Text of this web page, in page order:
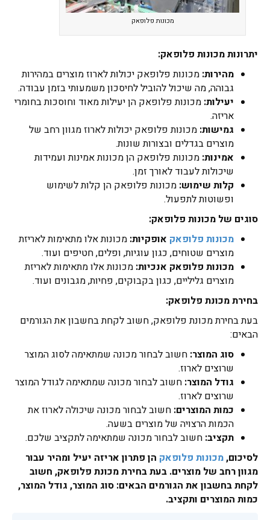
מכונות פלופאק
יתרונות מכונות פלופאק:
מהירות: מכונות פלופאק יכולות לארוז מוצרים במהירות
גבוהה, מה שיכול להוביל לחיסכון משמעותי בזמן עבודה.
יעילות: מכונות פלופאק הן יעילות מאוד וחוסכות בחומרי
אריזה.
גמישות: מכונות פלופאק יכולות לארוז מגוון רחב של
מוצרים בגדלים ובצורות שונות.
אמינות: מכונות פלופאק הן מכונות אמינות ועמידות
שיכולות לעבוד לאורך זמן.
קלות שימוש: מכונות פלופאק הן קלות לשימוש
ופשוטות לתפעול.
סוגים של מכונות פלופאק:
מכונות פלופאק אופקיות: מכונות אלו מתאימות לאריזת
מוצרים שטוחים, כגון עוגיות, ופלים, חטיפים ועוד.
מכונות פלופאק אנכיות: מכונות אלו מתאימות לאריזת
מוצרים גליליים, כגון בקבוקים, פחיות, מגבונים ועוד.
בחירת מכונת פלופאק:
בעת בחירת מכונת פלופאק, חשוב לקחת בחשבון את הגורמים
הבאים:
סוג המוצר: חשוב לבחור מכונה שמתאימה לסוג המוצר
שרוצים לארוז.
גודל המוצר: חשוב לבחור מכונה שמתאימה לגודל המוצר
שרוצים לארוז.
כמות המוצרים: חשוב לבחור מכונה שיכולה לארוז את
הכמות הרצויה של מוצרים בשעה.
תקציב: חשוב לבחור מכונה שמתאימה לתקציב שלכם.
לסיכום,מכונות פלופאק הן פתרון אריזה יעיל ומהיר עבור
מגוון רחב של מוצרים. בעת בחירת מכונת פלופאק, חשוב
לקחת בחשבון את הגורמים הבאים: סוג המוצר, גודל המוצר,
כמות המוצרים ותקציב.